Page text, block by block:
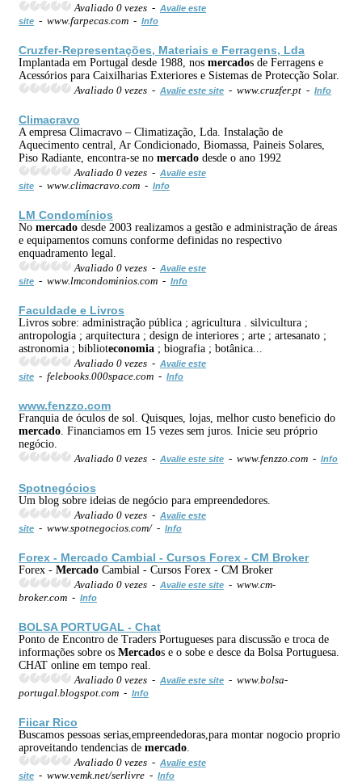
Avaliado 0 vezes - Avalie este
site - www.farpecas.com - Info
Cruzfer-Representações, Materiais e Ferragens, Lda
Implantada em Portugal desde 1988, nos mercados de Ferragens e
Acessórios para Caixilharias Exteriores e Sistemas de Protecção Solar.
Avaliado 0 vezes - Avalie este site - www.cruzfer.pt - Info
Climacravo
A empresa Climacravo – Climatização, Lda. Instalação de
Aquecimento central, Ar Condicionado, Biomassa, Paineis Solares,
Piso Radiante, encontra-se no mercado desde o ano 1992
Avaliado 0 vezes - Avalie este
site - www.climacravo.com - Info
LM Condomínios
No mercado desde 2003 realizamos a gestão e administração de áreas
e equipamentos comuns conforme definidas no respectivo
enquadramento legal.
Avaliado 0 vezes - Avalie este
site - www.lmcondominios.com - Info
Faculdade e Livros
Livros sobre: administração pública ; agricultura . silvicultura ;
antropologia ; arquitectura ; design de interiores ; arte ; artesanato ;
astronomia ; biblioteconomia ; biografia ; botânica...
Avaliado 0 vezes - Avalie este
site - felebooks.000space.com - Info
www.fenzzo.com
Franquia de óculos de sol. Quisques, lojas, melhor custo beneficio do
mercado . Financiamos em 15 vezes sem juros. Inicie seu próprio
negócio.
Avaliado 0 vezes - Avalie este site - www.fenzzo.com - Info
Spotnegócios
Um blog sobre ideias de negócio para empreendedores.
Avaliado 0 vezes - Avalie este
site - www.spotnegocios.com/ - Info
Forex - Mercado Cambial - Cursos Forex - CM Broker
Forex - Mercado Cambial - Cursos Forex - CM Broker
Avaliado 0 vezes - Avalie este site - www.cm-
broker.com - Info
BOLSA PORTUGAL - Chat
Ponto de Encontro de Traders Portugueses para discussão e troca de
informações sobre os Mercados e o sobe e desce da Bolsa Portuguesa.
CHAT online em tempo real.
Avaliado 0 vezes - Avalie este site - www.bolsa-
portugal.blogspot.com - Info
Fiicar Rico
Buscamos pessoas serias,empreendedoras,para montar nogocio proprio
aproveitando tendencias de mercado
Avaliado 0 vezes - Avalie este
site - www.vemk.net/serlivre - Info